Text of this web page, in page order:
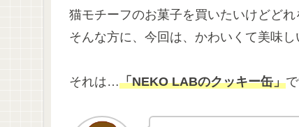
猫モチーフのお菓子を買いたいけどど
そんな方に、今回は、かわいくて美味し
それは…「NEKO LABのクッキー缶」